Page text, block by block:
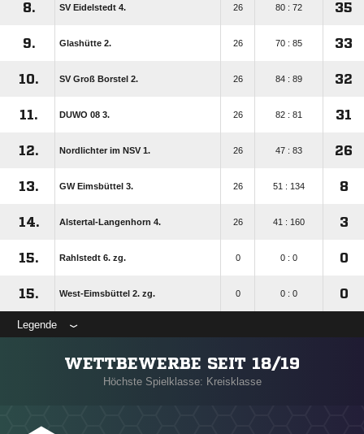
8. SV Eidelstedt 4. 26 80 : 72 35
9. Glashütte 2. 26 70 : 85 33
10. SV Groß Borstel 2. 26 84 : 89 32
11. DUWO 08 3. 26 82 : 81 31
12. Nordlichter im NSV 1. 26 47 : 83 26
13. GW Eimsbüttel 3. 26 51 : 134 8
14. Alstertal-Langenhorn 4. 26 41 : 160 3
15. Rahlstedt 6. zg. 0 0 : 0 0
15. West-Eimsbüttel 2. zg. 0 0 : 0 0
Legende
WETTBEWERBE SEIT 18/19
Höchste Spielklasse: Kreisklasse